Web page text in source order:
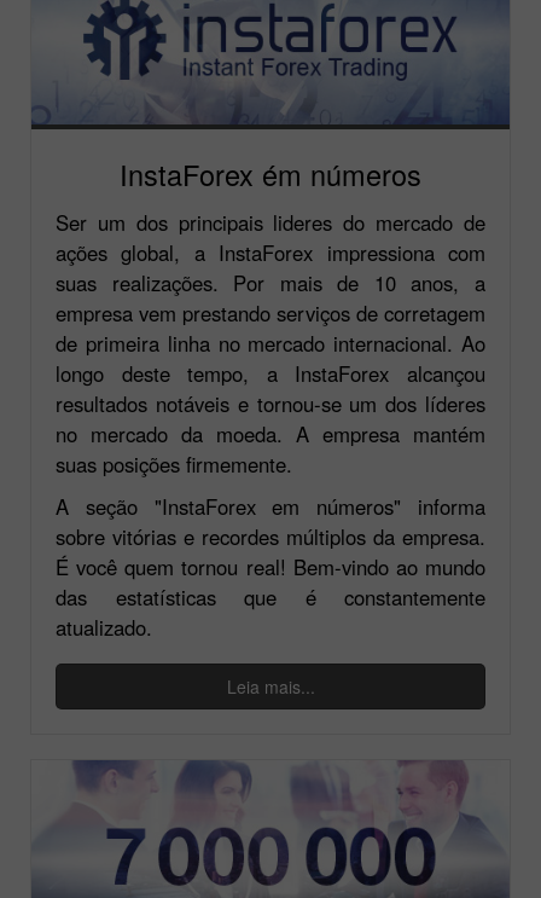
InstaForex ém números
Ser um dos principais lideres do mercado de
ações global, a InstaForex impressiona com
suas realizações. Por mais de 10 anos, a
empresa vem prestando serviços de corretagem
de primeira linha no mercado internacional. Ao
longo deste tempo, a InstaForex alcançou
resultados notáveis e tornou-se um dos líderes
no mercado da moeda. A empresa mantém
suas posições firmemente.
A seção "InstaForex em números" informa
sobre vitórias e recordes múltiplos da empresa.
É você quem tornou real! Bem-vindo ao mundo
das estatísticas que é constantemente
atualizado.
Leia mais...